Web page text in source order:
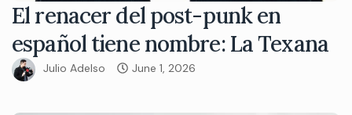
El renacer del post-punk en
español tiene nombre: La Texana
Julio Adelso June 1, 2026